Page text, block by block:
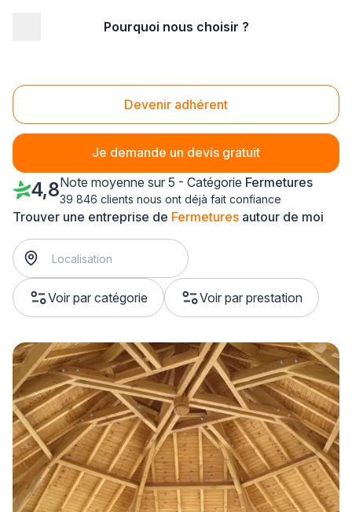
Pourquoi nous choisir ?
Devenir adhérent
Je demande un devis gratuit
Fermetures Cloyes-les-Trois-Rivières (28220)
Trouver une entreprise de Fermetures autour de moi
Voir par catégorie Voir par prestation
4,8Note moyenne sur 5 - Catégorie Fermetures
39 846 clients nous ont déjà fait confiance